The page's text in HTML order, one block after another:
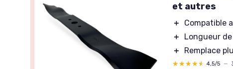
et autres
＋ Compatible
＋
Longueur
＋
Remplace
★★★★★
★★★★★ 4,5/5 —